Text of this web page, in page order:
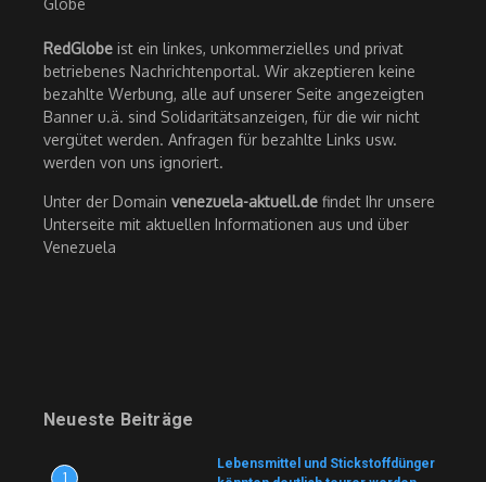
RedGlobe ist ein linkes, unkommerzielles und privat
betriebenes Nachrichtenportal. Wir akzeptieren keine
bezahlte Werbung, alle auf unserer Seite angezeigten
Banner u.ä. sind Solidaritätsanzeigen, für die wir nicht
vergütet werden. Anfragen für bezahlte Links usw.
werden von uns ignoriert.
Unter der Domain venezuela-aktuell.de findet Ihr unsere
Unterseite mit aktuellen Informationen aus und über
Venezuela
Neueste Beiträge
1
Lebensmittel und Stickstoffdünger